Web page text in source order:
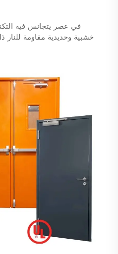
خشبية وحديدية مقاومة للنار